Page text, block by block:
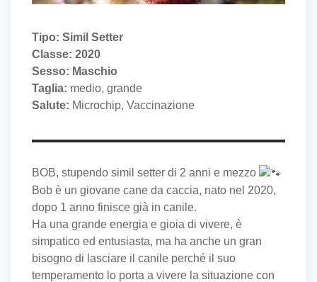
Tipo: Simil Setter
Classe: 2020
Sesso: Maschio
Taglia: medio, grande
Salute: Microchip, Vaccinazione
BOB, stupendo simil setter di 2 anni e mezzo
Bob è un giovane cane da caccia, nato nel 2020,
dopo 1 anno finisce già in canile.
Ha una grande energia e gioia di vivere, è
simpatico ed entusiasta, ma ha anche un gran
bisogno di lasciare il canile perché il suo
temperamento lo porta a vivere la situazione con